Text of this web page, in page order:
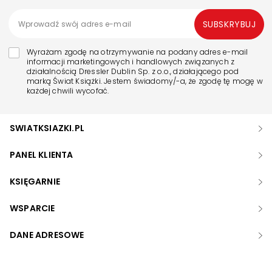
Wyrażam zgodę na otrzymywanie na podany adres e-mail
informacji marketingowych i handlowych związanych z
działalnością Dressler Dublin Sp. z o.o., działającego pod
marką Świat Książki. Jestem świadomy/-a, że zgodę tę mogę w
każdej chwili wycofać.
SUBSKRYBUJ
SWIATKSIAZKI.PL
PANEL KLIENTA
KSIĘGARNIE
WSPARCIE
DANE ADRESOWE